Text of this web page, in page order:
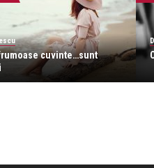
cuvinte…sunt